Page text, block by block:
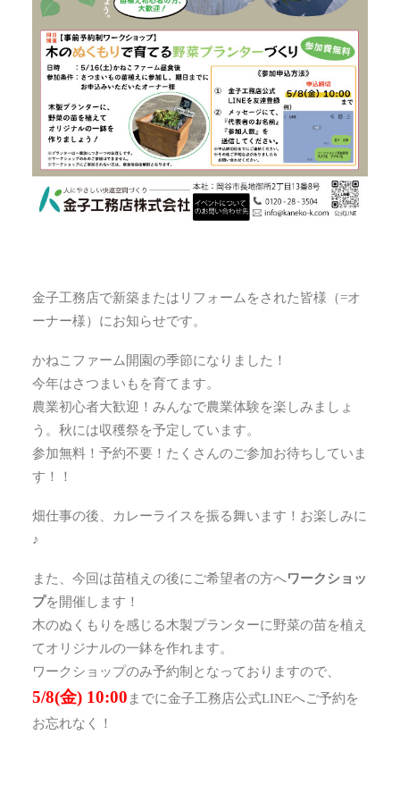
金子工務店で新築またはリフォームをされた皆様（=オ
ーナー様）にお知らせです。
かねこファーム開園の季節になりました！
今年はさつまいもを育てます。
農業初心者大歓迎！みんなで農業体験を楽しみましょ
う。秋には収穫祭を予定しています。
参加無料！予約不要！たくさんのご参加お待ちしていま
す！！
畑仕事の後、カレーライスを振る舞います！お楽しみに
♪
また、今回は苗植えの後にご希望者の方へワークショッ
プを開催します！
木のぬくもりを感じる木製プランターに野菜の苗を植え
てオリジナルの一鉢を作れます。
ワークショップのみ予約制となっておりますので、
5/8(金) 10:00 までに金子工務店公式LINEへご予約を
お忘れなく！